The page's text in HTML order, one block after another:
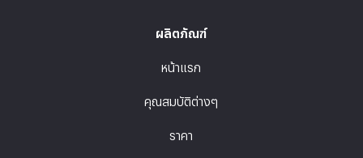
ผลิตภัณฑ์
หน้าแรก
คุณสมบัติต่างๆ
ราคา